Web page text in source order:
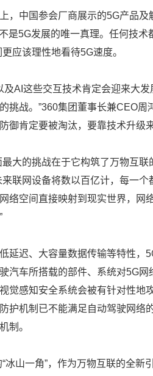
，中国参会厂商展示的5G产品及
是5G发展的唯一真理。任何技术
应该理性地看待5G速度。
AI这些交互技术肯定会迎来大发
挑战。”360集团董事长兼CEO周
御肯定要被淘汰，要靠技术升级来
大的挑战在于它构筑了万物互联
联网设备将数以百亿计，每一个
络空间直接映射到现实世界，网
延迟、大容量数据传输等特性，
汽车所搭载的部件、系统对5G网
觉感知安全系统会被有针对性地
护机制已不能满足自动驾驶网络
制。
冰山一角”，作为万物互联的全新